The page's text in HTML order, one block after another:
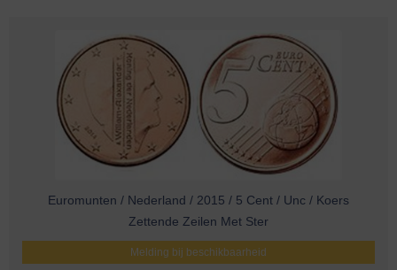
Euromunten / Nederland / 2015 / 5 Cent / Unc / Koers
Zettende Zeilen Met Ster
Melding bij beschikbaarheid